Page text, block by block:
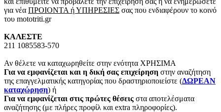
για νέα ΠΡΟΙΟΝΤΑ ή ΥΠΗΡΕΣΙΕΣ σας που ενδιαφέρουν το κοινό
του mototriti.gr
ΚΑΛΕΣΤΕ
211 1085583-570
Αν θέλετε να καταχωρηθείτε στην ενότητα ΧΡΗΣΙΜΑ
Για να εμφανίζεται και η δική σας επιχείρηση στην αναζήτηση
της επαγγελματικής κατηγορίας που δραστηριοποιείστε (ΔΩΡΕΑΝ
καταχώρηση) ή
Για να εμφανίζεται στις πρώτες θέσεις στα αποτελέσματα
αναζήτησης (με πλήρες προφίλ και extra πληροφορίες).